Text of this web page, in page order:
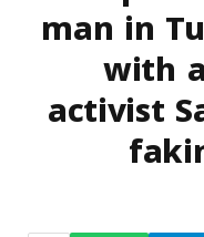
man in
with
activist